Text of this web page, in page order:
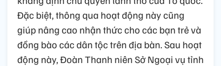
Đặc biệt, thông qua hoạt động này cũng
giúp nâng cao nhận thức cho các bạn trẻ và
đồng bào các dân tộc trên địa bàn. Sau hoạt
động này, Đoàn Thanh niên Sở Ngoại vụ tỉnh